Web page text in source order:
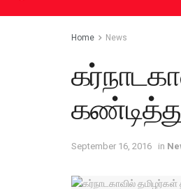
Home News
September 16, 2016 in